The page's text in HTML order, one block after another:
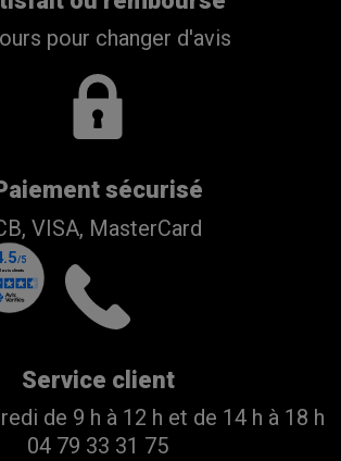
pour changer d'avis
sécurisé
VISA, MasterCard
Service client
de 9 h à 12 h et de 14 h à 18 h
04 79 33 31 75